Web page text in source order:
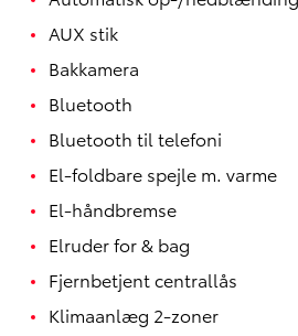
AUX stik
Bakkamera
Bluetooth
Bluetooth til telefoni
El-foldbare spejle m. varme
El-håndbremse
Elruder for & bag
Fjernbetjent centrallås
Klimaanlæg 2-zoner